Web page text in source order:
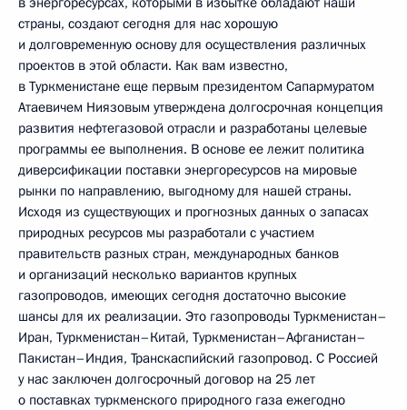
страны, создают сегодня для нас хорошую
и долговременную основу для осуществления различных
проектов в этой области. Как вам известно,
в Туркменистане еще первым президентом Сапармуратом
Атаевичем Ниязовым утверждена долгосрочная концепция
развития нефтегазовой отрасли и разработаны целевые
программы ее выполнения. В основе ее лежит политика
диверсификации поставки энергоресурсов на мировые
рынки по направлению, выгодному для нашей страны.
Исходя из существующих и прогнозных данных о запасах
природных ресурсов мы разработали с участием
правительств разных стран, международных банков
и организаций несколько вариантов крупных
газопроводов, имеющих сегодня достаточно высокие
шансы для их реализации. Это газопроводы Туркменистан–
Иран, Туркменистан–Китай, Туркменистан–Афганистан–
Пакистан–Индия, Транскаспийский газопровод. С Россией
у нас заключен долгосрочный договор на 25 лет
о поставках туркменского природного газа ежегодно